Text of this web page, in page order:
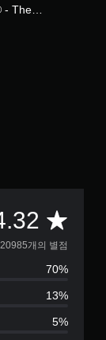
- The
(한국어판)
총
2
0
9
20985개의 별점
70%
13%
5%